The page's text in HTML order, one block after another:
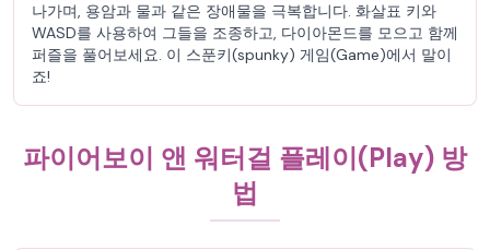
나가며, 용암과 물과 같은 장애물을 극복합니다. 화살표 키와
WASD를 사용하여 그들을 조종하고, 다이아몬드를 모으고 함께
퍼즐을 풀어보세요. 이 스푼키(spunky) 게임(Game)에서 말이
죠!
파이어보이 앤 워터걸 플레이(Play) 방
법